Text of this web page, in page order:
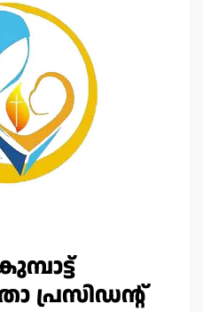
പ്രസിഡന്റ്